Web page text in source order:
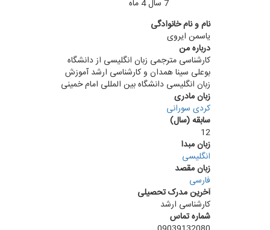
7 سال 4 ماه
نام و نام خانوادگی
یاسمن ایروی
درباره من
کارشناسی مترجمی زبان انگلیسی از دانشگاه
بوعلی سینا همدان و کارشناسی ارشد آموزش
زبان انگلیسی دانشگاه بین المللی امام خمینی
زبان مادری
کردی سورانی
سابقه (سال)
12
زبان مبدا
انگلیسی
زبان مقصد
فارسی
آخرین مدرک تحصیلی
کارشناسی ارشد
شماره تماس